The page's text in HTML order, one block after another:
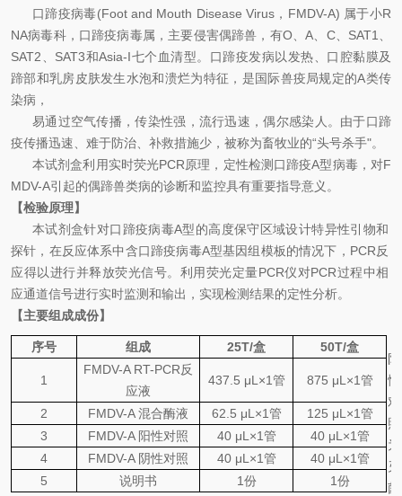
口蹄疫病毒(Foot and Mouth Disease Virus ， FMDV-A) 属于小R
NA病毒科，口蹄疫病毒属，主要侵害偶蹄兽 ，有O、A C、 SAT1
SAT2
SAT3和Asia-I七个血清型。口蹄疫发病以发热、口腔黏膜及
蹄部和乳房皮肤发生水泡和溃烂为特征，是国际兽疫局规定的A类传
染病，
易通过空气传播，传染性强，流行迅速，偶尔感染人。由于口蹄
疫传播迅速、难于防治、补救措施少，被称为畜牧业的“头号杀手"。
本试剂盒利用实时荧光PCR原理，定性检测口蹄疫A型病毒，对F
MDV-A引起的偶蹄兽类病的诊断和监控具有重要指导意义。
【检验原理】
本试剂盒针对口蹄疫病毒A型的高度保守区域设计特异性引物和
探针，在反应体系中含口蹄疫病毒A型基因组模板的情况下， PCR反
应得以进行并释放荧光信号。利用荧光定量PCR仪对PCR过程中相
应通道信号进行实时监测和输出，实现检测结果的定性分析。
【主要组成成份】
序号 组成 25T/盒 50T/盒
1
FMDV-A RT-PCR反
应液
437.5 μL×1管 875 μL×1管
2 FMDV-A 混合酶液 62.5 μL×1管 125 μL×1管
3
FMDV-A 阳性对照 40 μL×1管 40 μL×1管
4
FMDV-A 阴性对照 40 μL×1管 40 μL×1管
5
说明书 1份 1份
阴
性
对
照
为
灭
菌